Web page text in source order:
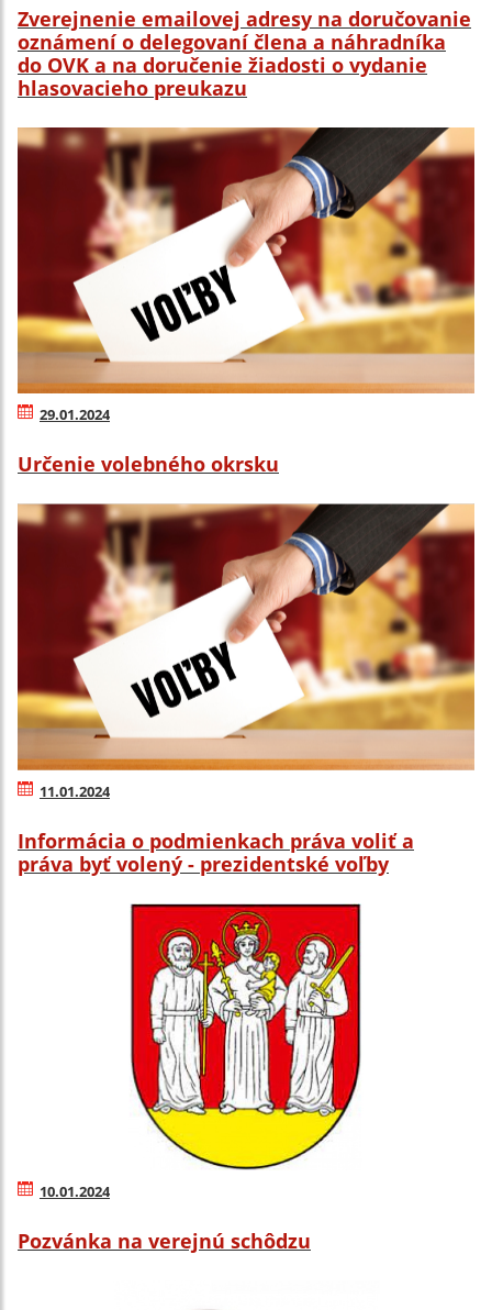
Zverejnenie emailovej adresy na doručovanie
oznámení o delegovaní člena a náhradníka
do OVK a na doručenie žiadosti o vydanie
hlasovacieho preukazu
29.01.2024
Určenie volebného okrsku
11.01.2024
Informácia o podmienkach práva voliť a
práva byť volený - prezidentské voľby
10.01.2024
Pozvánka na verejnú schôdzu